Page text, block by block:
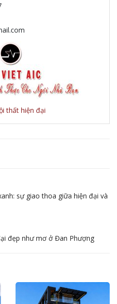
thất hiện đại
sự giao thoa giữa hiện đại và
đẹp như mơ ở Đan Phượng